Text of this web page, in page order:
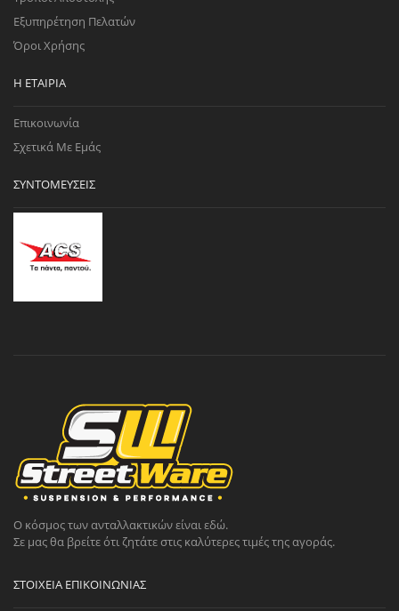
Εξυπηρέτηση Πελατών
Όροι Χρήσης
Η ΕΤΑΙΡΊΑ
Επικοινωνία
Σχετικά Με Εμάς
ΣΥΝΤΟΜΕΎΣΕΙΣ
Ο κόσμος των ανταλλακτικών είναι εδώ.
Σε μας θα βρείτε ότι ζητάτε στις καλύτερες τιμές της αγοράς.
ΣΤΟΙΧΕΊΑ ΕΠΙΚΟΙΝΩΝΊΑΣ